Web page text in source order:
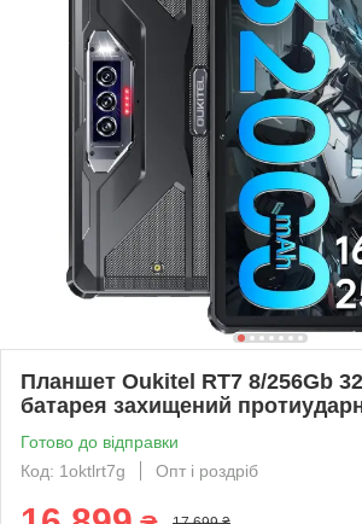
Планшет Oukitel RT7 8/256Gb
батарея захищений
Готово до відправки
Код: 1oktlrt7g
Опт і роздріб